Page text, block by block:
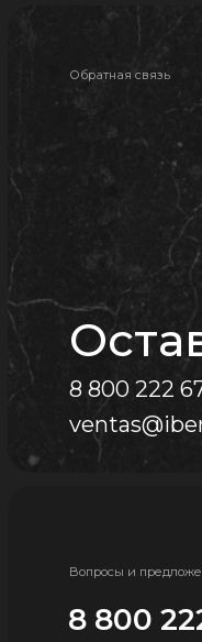
8 800 222 67
8 800 222